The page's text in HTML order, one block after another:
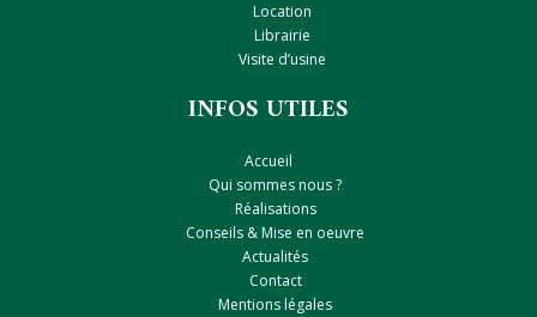
Location
Librairie
Visite d’usine
INFOS UTILES
Accueil
Qui sommes nous ?
Réalisations
Conseils & Mise en oeuvre
Actualités
Contact
Mentions légales